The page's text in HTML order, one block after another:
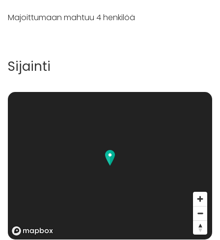
Majoittumaan mahtuu 4 henkilöä
Sijainti